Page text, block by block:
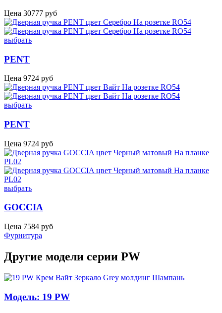
Цена 30777 руб
выбрать
PENT
Цена 9724 руб
выбрать
PENT
Цена 9724 руб
выбрать
GOCCIA
Цена 7584 руб
Фурнитура
Другие модели серии PW
Модель: 19 PW